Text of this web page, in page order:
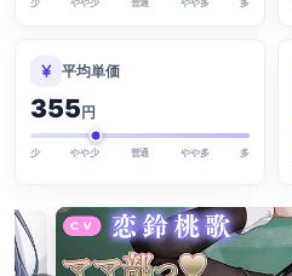
少 やや少 普通 やや多 多
平均単価
355円
少 やや少 普通 やや多 多